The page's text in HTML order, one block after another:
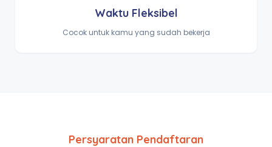
Waktu Fleksibel
Cocok untuk kamu yang sudah bekerja
Persyaratan Pendaftaran